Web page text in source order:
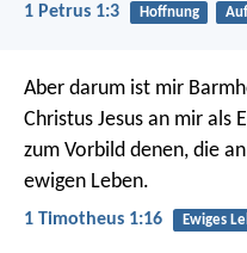
1 Petrus 1:3 Hoffnung
Aber darum ist mir
Christus Jesus an mir als
zum Vorbild denen, die
ewigen Leben.
1 Timotheus 1:16 Ewiges